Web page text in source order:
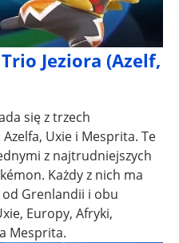
Jeziora (Azelf,
się z trzech
Uxie i Mesprita. Te
z najtrudniejszych
Każdy z nich ma
Grenlandii i obu
Europy, Afryki,
Mesprita.